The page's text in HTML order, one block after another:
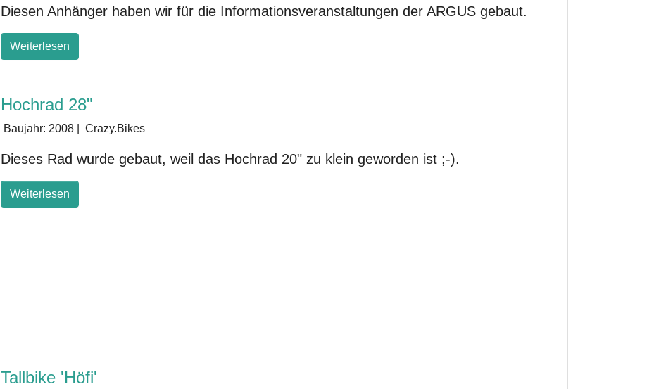
Diesen Anhänger haben wir für die Informationsveranstaltungen der ARGUS gebaut.
Weiterlesen
Hochrad 28"
Baujahr: 2008 Crazy.Bikes
Dieses Rad wurde gebaut, weil das Hochrad 20" zu klein geworden ist ;-).
Weiterlesen
Tallbike 'Höfi'